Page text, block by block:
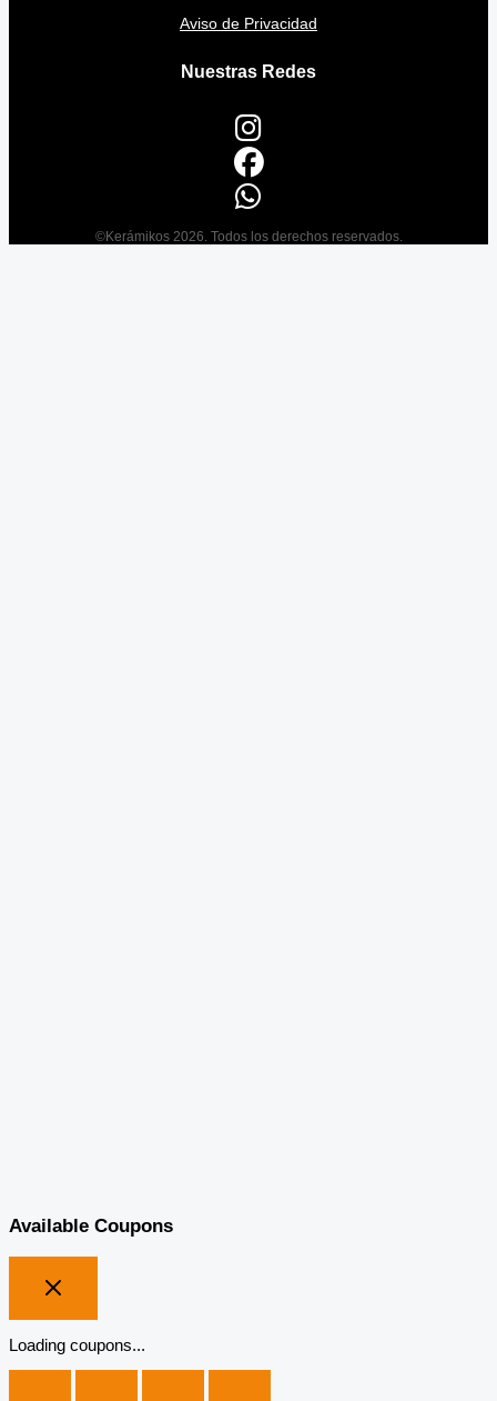
Aviso de Privacidad
Nuestras Redes
©Kerámikos 2026. Todos los derechos reservados.
Available Coupons
Loading coupons...